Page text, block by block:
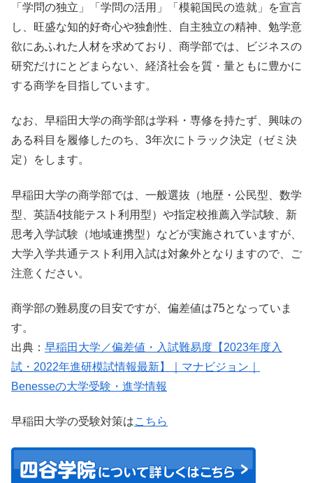
「学問の独立」「学問の活用」「模範国民の造就」を宣言
し、旺盛な知的好奇心や独創性、自主独立の精神、勉学意
欲にあふれた人材を求めており、商学部では、ビジネスの
研究だけにとどまらない、経済社会を質・量ともに豊かに
する商学を目指しています。
なお、早稲田大学の商学部は学科・専修を持たず、興味の
ある科目を履修したのち、3年次にトラック決定（ゼミ決
定）をします。
早稲田大学の商学部では、一般選抜（地歴・公民型、数学
型、英語4技能テスト利用型）や指定校推薦入学試験、新
思考入学試験（地域連携型）などが実施されていますが、
大学入学共通テスト利用入試は対象外となりますので、ご
注意ください。
商学部の難易度の目安ですが、偏差値は75となっていま
す。
出典： 早稲田大学／偏差値・入試難易度【2023年度入
試・2022年進研模試情報最新】｜マナビジョン｜
Benesseの大学受験・進学情報
早稲田大学の受験対策はこちら